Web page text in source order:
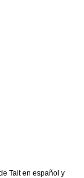
Tait en español y